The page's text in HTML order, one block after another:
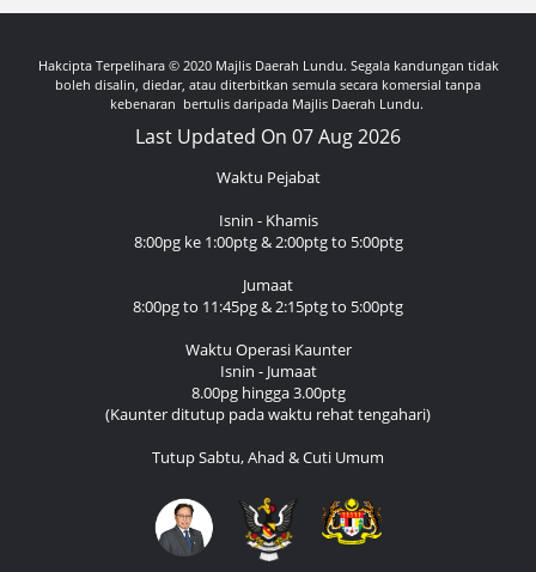
Hakcipta Terpelihara © 2020 Majlis Daerah Lundu. Segala kandungan tidak
boleh disalin, diedar, atau diterbitkan semula secara komersial tanpa
kebenaran bertulis daripada Majlis Daerah Lundu.
Last Updated On 07 Aug 2026
Waktu Pejabat
Isnin - Khamis
8:00pg ke 1:00ptg & 2:00ptg to 5:00ptg
Jumaat
8:00pg to 11:45pg & 2:15ptg to 5:00ptg
Waktu Operasi Kaunter
Isnin - Jumaat
8.00pg hingga 3.00ptg
(Kaunter ditutup pada waktu rehat tengahari)
Tutup Sabtu, Ahad & Cuti Umum